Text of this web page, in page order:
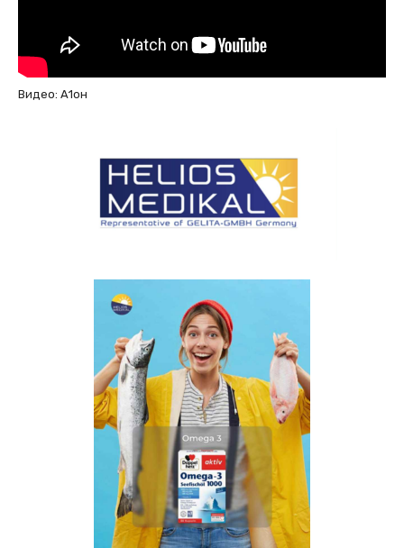
Видео: А1он